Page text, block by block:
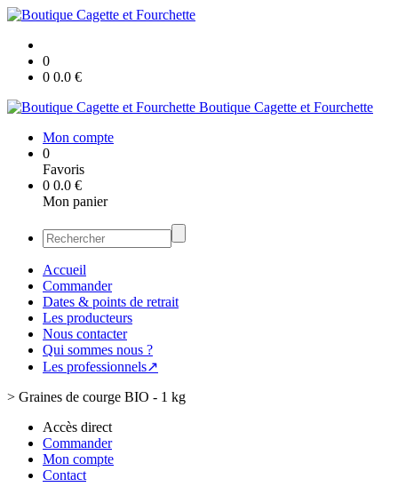
0
0 0.0 €
Boutique Cagette et Fourchette
Mon compte
0
Favoris
0 0.0 €
Mon panier
Accueil
Commander
Dates & points de retrait
Les producteurs
Nous contacter
Qui sommes nous ?
Les professionnels↗
> Graines de courge BIO - 1 kg
Accès direct
Commander
Mon compte
Contact